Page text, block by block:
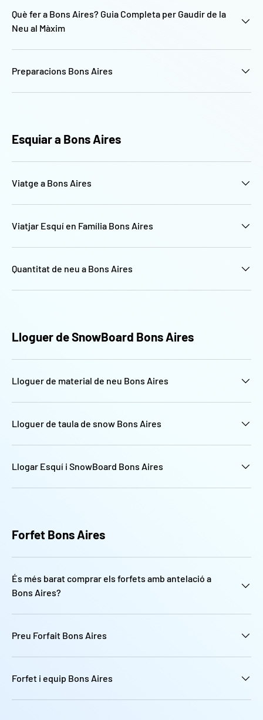
Què fer a Bons Aires? Guia Completa per Gaudir de la
Neu al Màxim
Preparacions Bons Aires
Esquiar a Bons Aires
Viatge a Bons Aires
Viatjar Esquí en Família Bons Aires
Quantitat de neu a Bons Aires
Lloguer de SnowBoard Bons Aires
Lloguer de material de neu Bons Aires
Lloguer de taula de snow Bons Aires
Llogar Esquí i SnowBoard Bons Aires
Forfet Bons Aires
És més barat comprar els forfets amb antelació a
Bons Aires?
Preu Forfait Bons Aires
Forfet i equip Bons Aires